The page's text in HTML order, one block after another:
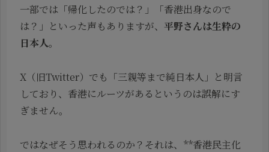
一部では「帰化したのでは？」「香港出身なので
は？」といった声もありますが、 平野さんは生粋の
日本人。
X（旧Twitter）でも「三親等まで純日本人」と明言
しており、香港にルーツがあるというのは誤解にす
ぎません。
ではなぜそう思われるのか？それは、**香港民主化